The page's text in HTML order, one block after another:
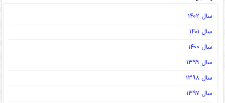
سال ۱۴۰۲
سال ۱۴۰۱
سال ۱۴۰۰
سال ۱۳۹۹
سال ۱۳۹۸
سال ۱۳۹۷